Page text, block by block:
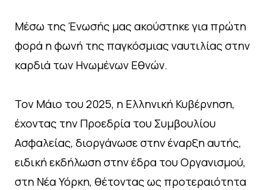
Μέσω της Ένωσής μας ακούστηκε για πρώτη
φορά η φωνή της παγκόσμιας ναυτιλίας στην
καρδιά των Ηνωμένων Εθνών.
Τον Μάιο του 2025, η Ελληνική Κυβέρνηση,
έχοντας την Προεδρία του Συμβουλίου
Ασφαλείας, διοργάνωσε στην έναρξη αυτής,
ειδική εκδήλωση στην έδρα του Οργανισμού,
στη Νέα Υόρκη, θέτοντας ως προτεραιότητα